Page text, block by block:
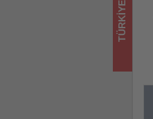
TÜRKIYE